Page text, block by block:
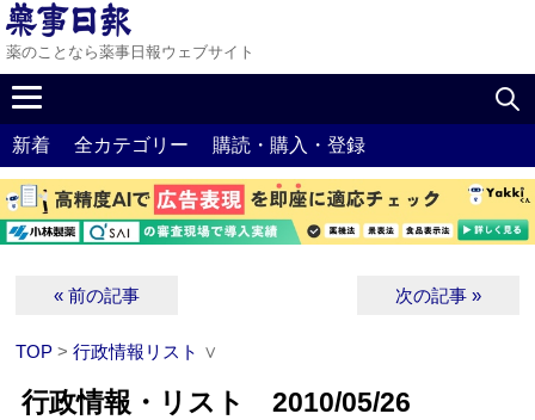
薬のことなら薬事日報ウェブサイト
新着 全カテゴリー 購読・購入・登録
« 前の記事 次の記事 »
TOP >行政情報リスト ∨
行政情報・リスト 2010/05/26